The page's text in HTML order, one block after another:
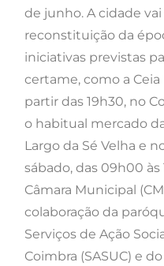
de junho. A cidade
reconstituição da
iniciativas previstas
certame, como a Ceia
partir das 19h30, no
o habitual mercado
Largo da Sé Velha e
sábado, das 09h00 às
Câmara Municipal
colaboração da
Serviços de Ação
Coimbra (SASUC) e